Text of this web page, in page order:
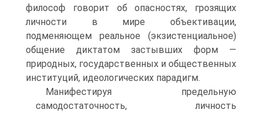
философ говорит об опасностях, грозящих
личности в мире объективации,
подменяющем реальное (экзистенциальное)
общение диктатом застывших форм —
природных, государственных и общественных
институций, идеологических парадигм.
Манифестируя предельную
самодостаточность, личность